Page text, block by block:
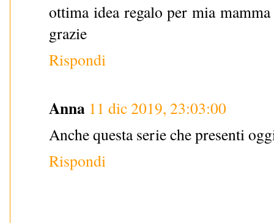
ottima idea regalo per mia
grazie
Rispondi
Anna 11 dic 2019, 23:03:00
Anche questa serie che presenti
Rispondi